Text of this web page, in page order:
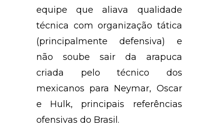
equipe que aliava qualidade
técnica com organização tática
(principalmente defensiva) e
não soube sair da arapuca
criada pelo técnico dos
mexicanos para Neymar, Oscar
e Hulk, principais referências
ofensivas do Brasil.